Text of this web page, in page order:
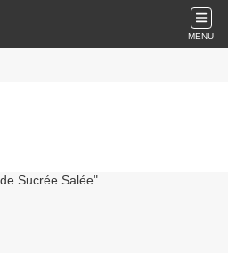
MENU